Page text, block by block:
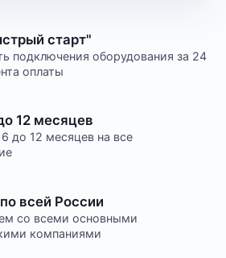
старт"
подключения оборудования за 24
оплаты
12 месяцев
6 до 12 месяцев на все
всей России
со всеми основными
компаниями